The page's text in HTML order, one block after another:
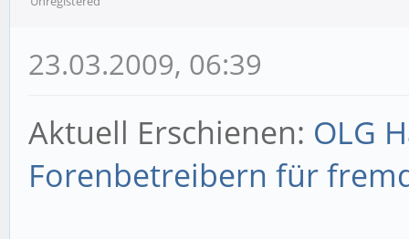
23.03.2009, 06:39
Aktuell Erschienen: OLG
Forenbetreibern für